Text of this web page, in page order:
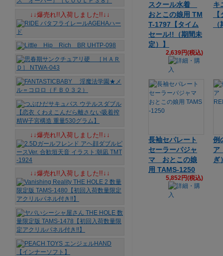
スクール水着
おとこの娘用 TM
T-1797【タイム
セール!!（期間未
定）】
2,639円(税込)
キ
長袖セパレート
セーラーパジャ
マ おとこの娘
用 TAMS-1250
5,852円(税込)
例
ア
ぎ
↓↓爆売れ!!入荷しました!!↓↓
↓↓爆売れ!!入荷しました!!↓↓
↓↓爆売れ!!入荷しました!!↓↓